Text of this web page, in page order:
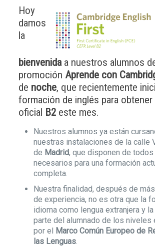
Hoy
damos
la
bienvenida a nuestros alumnos
promoción Aprende con
de noche, que recientemente
formación de inglés para
oficial B2este mes.
Nuestros alumnos ya están
nuestras instalaciones de la calle
de Madrid, que disponen de
necesarios para una formación
completa.
Nuestra finalidad, después de
de experiencia, no es otra que la
idioma como lengua extranjera y
parte del alumnado de los niveles
por el Marco Común Europeo de
las Lenguas.